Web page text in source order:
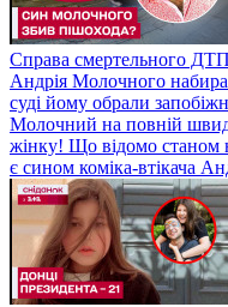
Справа смертельного ДТП
Андрія Молочного
суді йому обрали
Молочний на повній
жінку! Що відомо станом
є сином коміка-втікача